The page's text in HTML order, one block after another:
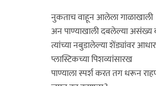
नुकताच वाहून आलेला गाळाखाली
अन पाण्याखाली दबलेल्या असंख्य
त्यांच्या नबुडालेल्या शेंड्यांवर
प्लास्टिकच्या पिशव्यांसारख
पाण्याला स्पर्श करत तग धरून